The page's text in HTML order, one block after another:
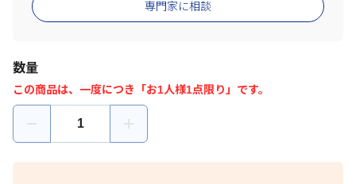
専門家に相談
数量
この商品は、一度につき「お1人様1点限り」です。